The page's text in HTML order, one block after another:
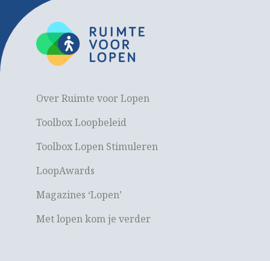
Over Ruimte voor Lopen
Toolbox Loopbeleid
Toolbox Lopen Stimuleren
LoopAwards
Magazines ‘Lopen’
Met lopen kom je verder